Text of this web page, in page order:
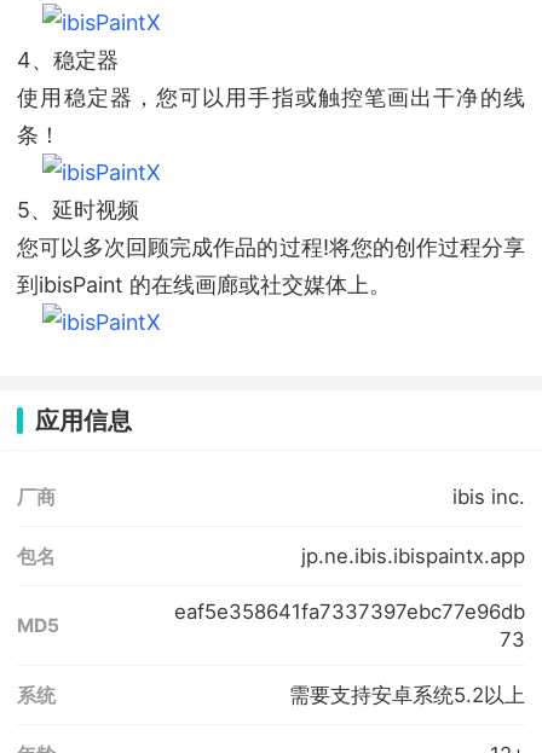
4、稳定器
使用稳定器，您可以用手指或触控笔画出干净的线
条！
5、延时视频
您可以多次回顾完成作品的过程!将您的创作过程分享
到ibisPaint 的在线画廊或社交媒体上。
应用信息
厂商 ibis inc.
包名 jp.ne.ibis.ibispaintx.app
MD5
eaf5e358641fa7337397ebc77e96db
73
系统 需要支持安卓系统5.2以上